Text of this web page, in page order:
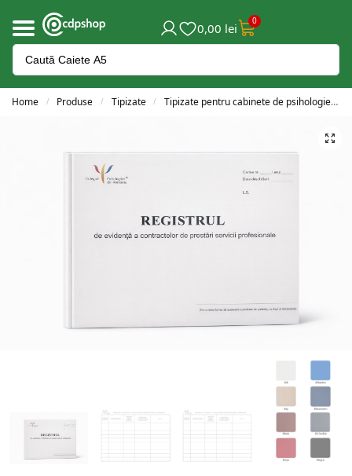
0,00 lei 0
Home / Produse / Tipizate / Tipizate pentru cabinete de psihologie